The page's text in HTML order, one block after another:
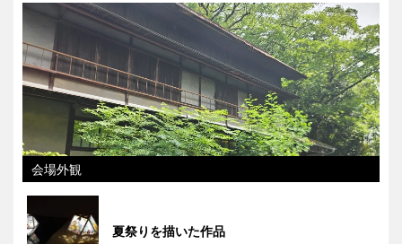
会場外観
夏祭りを描いた作品